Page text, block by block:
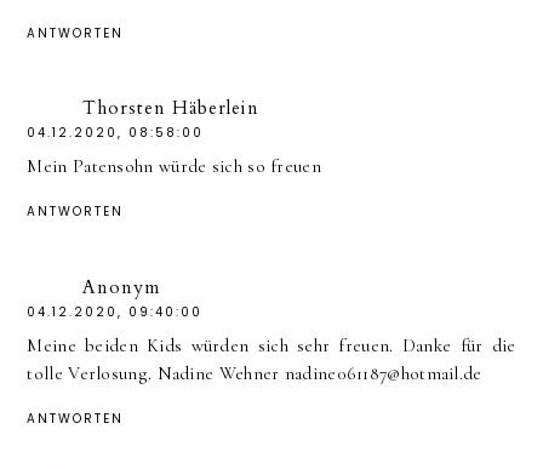
ANTWORTEN
Thorsten Häberlein
04.12.2020, 08:58:00
Mein Patensohn würde sich so freuen
ANTWORTEN
Anonym
04.12.2020, 09:40:00
Meine beiden Kids würden sich sehr freuen. Danke für die
tolle Verlosung. Nadine Wehner nadine061187@hotmail.de
ANTWORTEN